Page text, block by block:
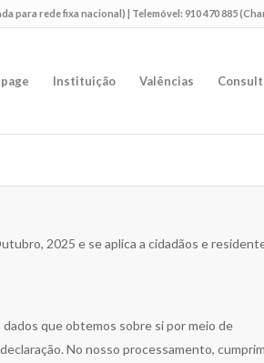
para rede fixa nacional) | Telemóvel: 910 470 885
Instituição Valências
2025 e se aplica a cidadãos e
que obtemos sobre si por meio de
No nosso processamento,